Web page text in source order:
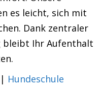
es leicht, sich mit
Dank zentraler
bleibt Ihr Aufenthalt
| Hundeschule